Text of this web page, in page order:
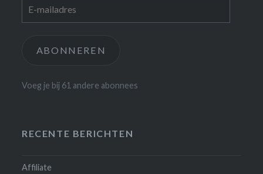
mailadres
ABONNEREN
Voeg je bij 61 andere abonnees
RECENTE BERICHTEN
Affiliate